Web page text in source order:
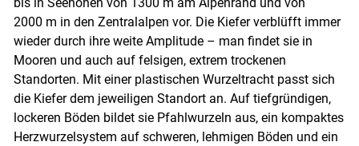
2000 m in den Zentralalpen vor. Die Kiefer verblüfft immer
wieder durch ihre weite Amplitude – man findet sie in
Mooren und auch auf felsigen, extrem trockenen
Standorten. Mit einer plastischen Wurzeltracht passt sich
die Kiefer dem jeweiligen Standort an. Auf tiefgründigen,
lockeren Böden bildet sie Pfahlwurzeln aus, ein kompaktes
Herzwurzelsystem auf schweren, lehmigen Böden und ein